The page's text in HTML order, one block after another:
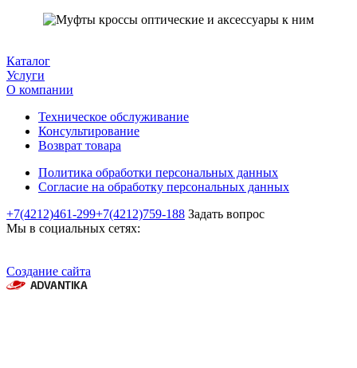
Каталог
Услуги
О компании
Техническое обслуживание
Консультирование
Возврат товара
Политика обработки персональных данных
Согласие на обработку персональных данных
+7(4212)461-299+7(4212)759-188 Задать вопрос
Мы в социальных сетях:
Создание сайта